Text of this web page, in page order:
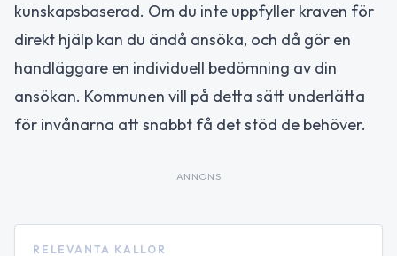
kunskapsbaserad. Om du inte uppfyller kraven för
direkt hjälp kan du ändå ansöka, och då gör en
handläggare en individuell bedömning av din
ansökan. Kommunen vill på detta sätt underlätta
för invånarna att snabbt få det stöd de behöver.
ANNONS
RELEVANTA KÄLLOR